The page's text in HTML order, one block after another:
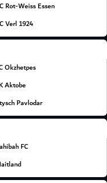
Rot-Weiss Essen
Verl 1924
Okzhetpes
Aktobe
Pavlodar
FC